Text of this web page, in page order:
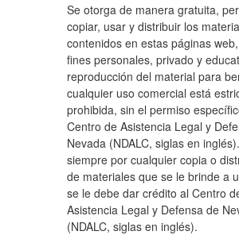
Se otorga de manera gratuita,
copiar, usar y distribuir los
contenidos en estas páginas
fines personales, privado y
reproducción del material para
cualquier uso comercial está
prohibida, sin el permiso
Centro de Asistencia Legal y
Nevada (NDALC, siglas en
siempre por cualquier copia o
de materiales que se le brinde a
se le debe dar crédito al Centro
Asistencia Legal y Defensa de
(NDALC, siglas en inglés).